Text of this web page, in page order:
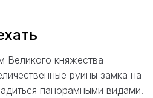
Великого княжества
руины замка на
панорамными видами.